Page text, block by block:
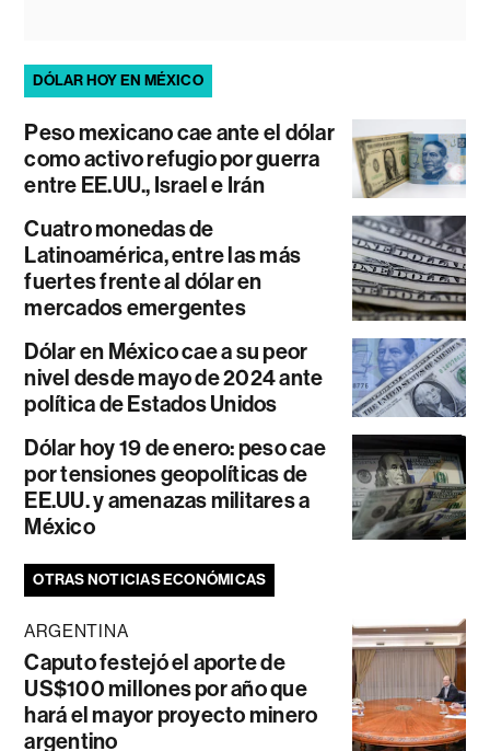
DÓLAR HOY EN MÉXICO
Peso mexicano cae ante el dólar
como activo refugio por guerra
entre EE.UU., Israel e Irán
Cuatro monedas de
Latinoamérica, entre las más
fuertes frente al dólar en
mercados emergentes
Dólar en México cae a su peor
nivel desde mayo de 2024 ante
política de Estados Unidos
Dólar hoy 19 de enero: peso cae
por tensiones geopolíticas de
EE.UU. y amenazas militares a
México
OTRAS NOTICIAS ECONÓMICAS
ARGENTINA
Caputo festejó el aporte de
US$100 millones por año que
hará el mayor proyecto minero
argentino